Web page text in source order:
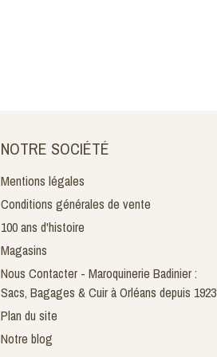
NOTRE SOCIÉTÉ
Mentions légales
Conditions générales de vente
100 ans d'histoire
Magasins
Nous Contacter - Maroquinerie Badinier :
Sacs, Bagages & Cuir à Orléans depuis 1923
Plan du site
Notre blog